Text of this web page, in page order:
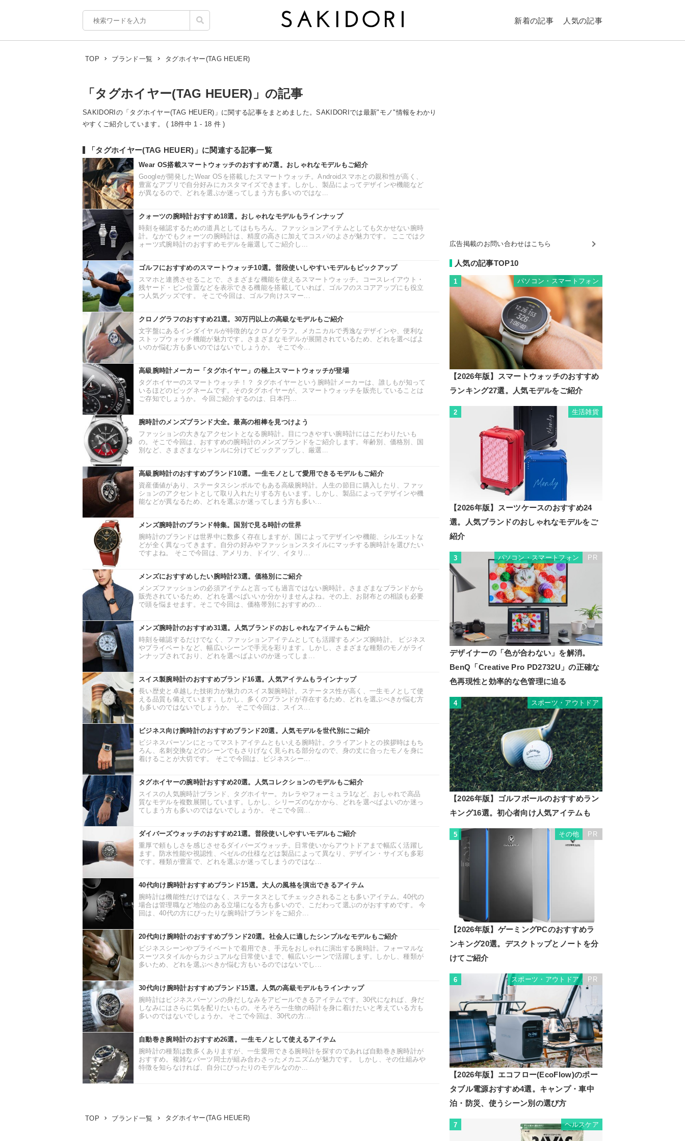
新着の記事 人気の記事
TOP ブランド一覧 タグホイヤー(TAG HEUER)
「タグホイヤー(TAG HEUER)」の記事
SAKIDORIの「タグホイヤー(TAG HEUER)」に関する記事をまとめました。SAKIDORIでは最新"モノ"情報をわかり
やすくご紹介しています。 ( 18件中 1 - 18 件 )
「タグホイヤー(TAG HEUER)」に関連する記事一覧
Wear OS搭載スマートウォッチのおすすめ7選。おしゃれなモデルもご紹介
Googleが開発したWear OSを搭載したスマートウォッチ。Androidスマホとの親和性が高く、
豊富なアプリで自分好みにカスタマイズできます。しかし、製品によってデザインや機能など
が異なるので、どれを選ぶか迷ってしまう方も多いのではな...
クォーツの腕時計おすすめ18選。おしゃれなモデルもラインナップ
時刻を確認するための道具としてはもちろん、ファッションアイテムとしても欠かせない腕時
計。なかでもクォーツの腕時計は、精度の高さに加えてコスパのよさが魅力です。 ここではク
ォーツ式腕時計のおすすめモデルを厳選してご紹介し...
ゴルフにおすすめのスマートウォッチ10選。普段使いしやすいモデルもピックアップ
スマホと連携させることで、さまざまな機能を使えるスマートウォッチ。コースレイアウト・
残ヤード・ピン位置などを表示できる機能を搭載していれば、ゴルフのスコアアップにも役立
つ人気グッズです。 そこで今回は、ゴルフ向けスマー...
クロノグラフのおすすめ21選。30万円以上の高級なモデルもご紹介
文字盤にあるインダイヤルが特徴的なクロノグラフ。メカニカルで秀逸なデザインや、便利な
ストップウォッチ機能が魅力です。さまざまなモデルが展開されているため、どれを選べばよ
いのか悩む方も多いのではないでしょうか。 そこで今...
高級腕時計メーカー「タグホイヤー」の極上スマートウォッチが登場
タグホイヤーのスマートウォッチ！？ タグホイヤーという腕時計メーカーは、誰しもが知って
いるほどのビッグネームです。そのタグホイヤーが、スマートウォッチを販売していることは
ご存知でしょうか。 今回ご紹介するのは、日本円...
腕時計のメンズブランド大全。最高の相棒を見つけよう
ファッションの大きなアクセントとなる腕時計。目につきやすい腕時計にはこだわりたいも
の。そこで今回は、おすすめの腕時計のメンズブランドをご紹介します。年齢別、価格別、国
別など、さまざまなジャンルに分けてピックアップし、厳選...
高級腕時計のおすすめブランド10選。一生モノとして愛用できるモデルもご紹介
資産価値があり、ステータスシンボルでもある高級腕時計。人生の節目に購入したり、ファッ
ションのアクセントとして取り入れたりする方もいます。しかし、製品によってデザインや機
能などが異なるため、どれを選ぶか迷ってしまう方も多い...
メンズ腕時計のブランド特集。国別で見る時計の世界
腕時計のブランドは世界中に数多く存在しますが、国によってデザインや機能、シルエットな
どが全く異なってきます。自分の好みやファッションスタイルにマッチする腕時計を選びたい
ですよね。 そこで今回は、アメリカ、ドイツ、イタリ...
メンズにおすすめしたい腕時計23選。価格別にご紹介
メンズファッションの必須アイテムと言っても過言ではない腕時計。さまざまなブランドから
販売されているため、どれを選べばいいか分かりませんよね。その上、お財布との相談も必要
で頭を悩ませます。そこで今回は、価格帯別におすすめの...
メンズ腕時計のおすすめ31選。人気ブランドのおしゃれなアイテムもご紹介
時刻を確認するだけでなく、ファッションアイテムとしても活躍するメンズ腕時計。 ビジネス
やプライベートなど、幅広いシーンで手元を彩ります。しかし、さまざまな種類のモノがライ
ンナップされており、どれを選べばよいのか迷ってしま...
スイス製腕時計のおすすめブランド16選。人気アイテムもラインナップ
長い歴史と卓越した技術力が魅力のスイス製腕時計。ステータス性が高く、一生モノとして使
える品質も備えています。しかし、多くのブランドが存在するため、どれを選ぶべきか悩む方
も多いのではないでしょうか。 そこで今回は、スイス...
ビジネス向け腕時計のおすすめブランド20選。人気モデルを世代別にご紹介
ビジネスパーソンにとってマストアイテムともいえる腕時計。クライアントとの挨拶時はもち
ろん、名刺交換などのシーンでもさりげなく見られる部分なので、身の丈に合ったモノを身に
着けることが大切です。 そこで今回は、ビジネスシー...
タグホイヤーの腕時計おすすめ20選。人気コレクションのモデルもご紹介
スイスの人気腕時計ブランド、タグホイヤー。カレラやフォーミュラ1など、おしゃれで高品
質なモデルを複数展開しています。しかし、シリーズのなかから、どれを選べばよいのか迷っ
てしまう方も多いのではないでしょうか。 そこで今回...
ダイバーズウォッチのおすすめ21選。普段使いしやすいモデルもご紹介
重厚で頼もしさを感じさせるダイバーズウォッチ。日常使いからアウトドアまで幅広く活躍し
ます。防水性能や視認性、ベゼルの仕様などは製品によって異なり、デザイン・サイズも多彩
です。種類が豊富で、どれを選ぶか迷ってしまうのではな...
40代向け腕時計おすすめブランド15選。大人の風格を演出できるアイテム
腕時計は機能性だけではなく、ステータスとしてチェックされることも多いアイテム。40代の
場合は管理職など地位のある立場になる方も多いので、こだわって選ぶのがおすすめです。 今
回は、40代の方にぴったりな腕時計ブランドをご紹介...
20代向け腕時計のおすすめブランド20選。社会人に適したシンプルなモデルもご紹介
ビジネスシーンやプライベートで着用でき、手元をおしゃれに演出する腕時計。フォーマルな
スーツスタイルからカジュアルな日常使いまで、幅広いシーンで活躍します。しかし、種類が
多いため、どれを選ぶべきか悩む方もいるのではないでし...
30代向け腕時計おすすめブランド15選。人気の高級モデルもラインナップ
腕時計はビジネスパーソンの身だしなみをアピールできるアイテムです。30代になれば、身だ
しなみにはさらに気を配りたいもの。そろそろ一生物の時計を身に着けたいと考えている方も
多いのではないでしょうか。 そこで今回は、30代の方...
自動巻き腕時計のおすすめ26選。一生モノとして使えるアイテム
腕時計の種類は数多くありますが、一生愛用できる腕時計を探すのであれば自動巻き腕時計が
おすすめ。複雑なパーツ同士が組み合わさったメカニズムが魅力です。 しかし、その仕組みや
特徴を知らなければ、自分にぴったりのモデルなのか...
TOP ブランド一覧 タグホイヤー(TAG HEUER)
広告掲載のお問い合わせはこちら
人気の記事TOP10
1 パソコン・スマートフォン
【2026年版】スマートウォッチのおすすめ
ランキング27選。人気モデルをご紹介
2 生活雑貨
【2026年版】スーツケースのおすすめ24
選。人気ブランドのおしゃれなモデルをご
紹介
3 パソコン・スマートフォン PR
デザイナーの「色が合わない」を解消。
BenQ「Creative Pro PD2732U」の正確な
色再現性と効率的な色管理に迫る
4 スポーツ・アウトドア
【2026年版】ゴルフボールのおすすめラン
キング16選。初心者向け人気アイテムも
5 その他 PR
【2026年版】ゲーミングPCのおすすめラ
ンキング20選。デスクトップとノートを分
けてご紹介
6 スポーツ・アウトドア PR
【2026年版】エコフロー(EcoFlow)のポー
タブル電源おすすめ4選。キャンプ・車中
泊・防災、使うシーン別の選び方
7 ヘルスケア